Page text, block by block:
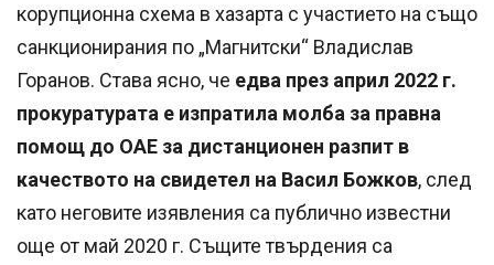
корупционна схема в хазарта с участието на също
санкционирания по „Магнитски“ Владислав
Горанов. Става ясно, че едва през април 2022 г.
прокуратурата е изпратила молба за правна
помощ до ОАЕ за дистанционен разпит в
качеството на свидетел на Васил Божков, след
като неговите изявления са публично известни
още от май 2020 г. Същите твърдения са